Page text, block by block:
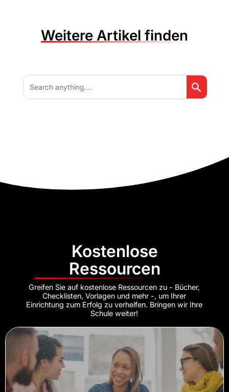
Weitere Artikel finden
Search
for:
Search
Kostenlose
Ressourcen
Greifen Sie auf kostenlose Ressourcen zu - Bücher,
Checklisten, Vorlagen und mehr -, um Ihrer
Einrichtung zum Erfolg zu verhelfen. Bringen wir Ihre
Schule weiter!